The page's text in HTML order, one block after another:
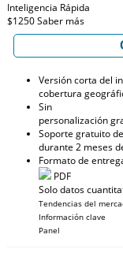
Inteligencia Rápida
$1250Saber más
Versión corta del
cobertura
Sin
personalización
Soporte gratuito
durante 2 meses
Formato de
PDF
Solo datos
Tendencias del
Información clave
Panel